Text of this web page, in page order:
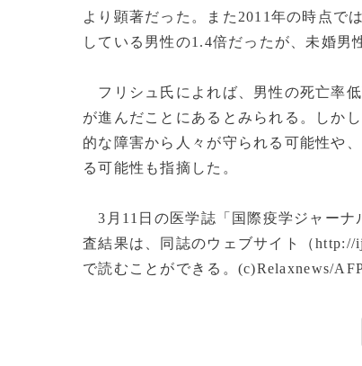
より顕著だった。また2011年の時点で
している男性の1.4倍だったが、未婚男
フリシュ氏によれば、男性の死亡率
が進んだことにあるとみられる。しか
的な障害から人々が守られる可能性や
る可能性も指摘した。
3月11日の医学誌「国際疫学ジャーナ
査結果は、同誌のウェブサイト（
で読むことができる。(c)Relaxnews/